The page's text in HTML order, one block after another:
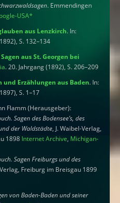
. Emmendingen
USA*
aus Lenzkirch. In:
S. 132–134
aus St. Georgen bei
. 20. Jahrgang (1892), S. 206–209
und Erzählungen aus Baden. In:
S. 1–17
Flamm (Herausgeber):
Sagen des Bodensee’s, des
der Waldstädte, J. Waibel-Verlag,
1898 Internet Archive, Michigan-
Sagen Freiburgs und des
Freiburg im Breisgau 1899
von Baden-Baden und seiner